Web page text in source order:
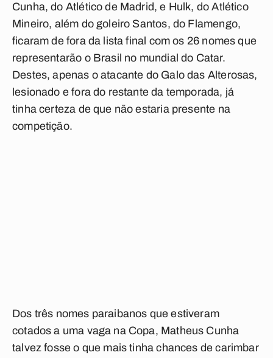
Cunha, do Atlético de Madrid, e Hulk, do Atlético
Mineiro, além do goleiro Santos, do Flamengo,
ficaram de fora da lista final com os 26 nomes que
representarão o Brasil no mundial do Catar.
Destes, apenas o atacante do Galo das Alterosas,
lesionado e fora do restante da temporada, já
tinha certeza de que não estaria presente na
competição.
Dos três nomes paraibanos que estiveram
cotados a uma vaga na Copa, Matheus Cunha
talvez fosse o que mais tinha chances de carimbar